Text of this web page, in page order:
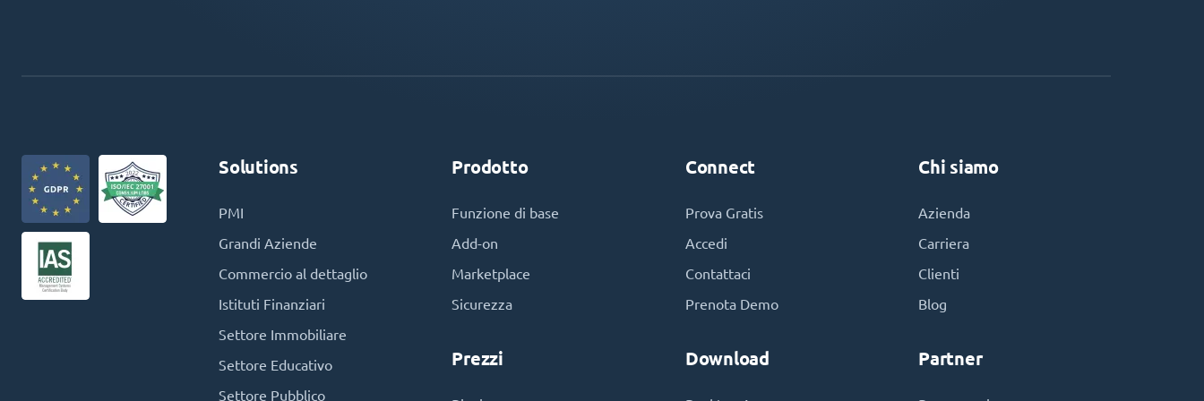
Solutions
PMI
Grandi Aziende
Commercio al dettaglio
Istituti Finanziari
Settore Immobiliare
Settore Educativo
Settore Pubblico
Prodotto
Funzione di base
Add-on
Marketplace
Sicurezza
Prezzi
Connect
Prova Gratis
Accedi
Contattaci
Prenota Demo
Download
Chi siamo
Azienda
Carriera
Clienti
Blog
Partner